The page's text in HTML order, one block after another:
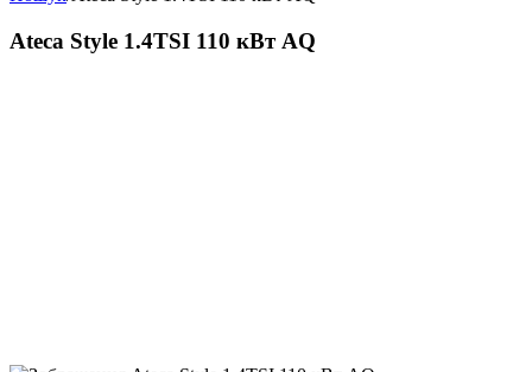
Ateca Style 1.4TSI 110 кВт AQ